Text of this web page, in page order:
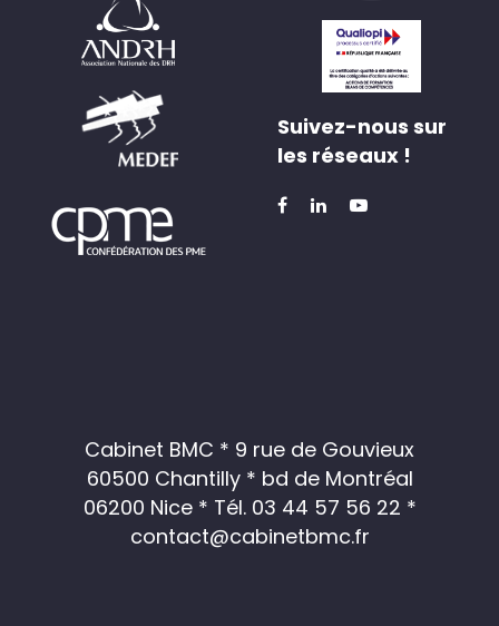
Suivez-nous sur
les réseaux !
Cabinet BMC * 9 rue de Gouvieux
60500 Chantilly * bd de Montréal
06200 Nice * Tél. 03 44 57 56 22 *
contact@cabinetbmc.fr